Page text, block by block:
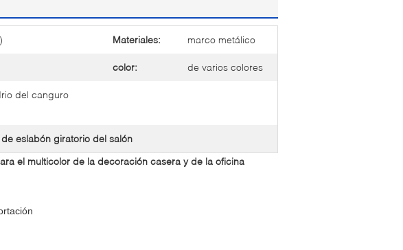
Materiales: marco metálico
color: de varios colores
del canguro
eslabón giratorio del salón
el multicolor de la decoración casera y de la oficina